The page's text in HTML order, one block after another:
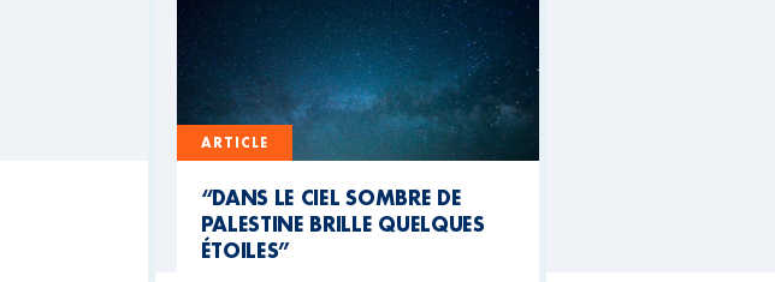
ARTICLE
“DANS LE CIEL SOMBRE DE
PALESTINE BRILLE QUELQUES
ÉTOILES”